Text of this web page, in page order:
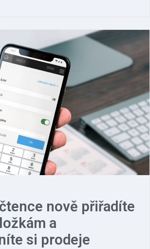
nově přiřadíte
a
si prodeje